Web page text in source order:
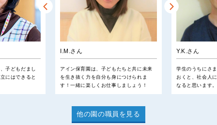
子どもだまし
にはできると
I.M.さん
アイン保育園は、子どもたちと共に未来
を生き抜く力を自分も身につけられま
す！一緒に楽しくお仕事しましょう！
Y.K.さん
学生のうちにさ
おくと、社会人
なると思います。
他の園の職員を見る